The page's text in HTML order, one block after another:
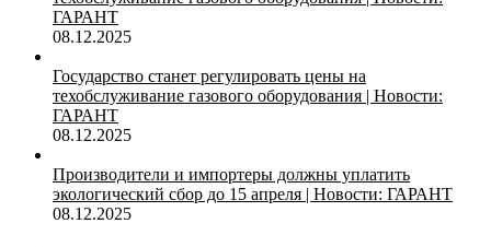
ГАРАНТ
08.12.2025
Государство станет регулировать цены на
техобслуживание газового оборудования | Новости:
ГАРАНТ
08.12.2025
Производители и импортеры должны уплатить
экологический сбор до 15 апреля | Новости: ГАРАНТ
08.12.2025